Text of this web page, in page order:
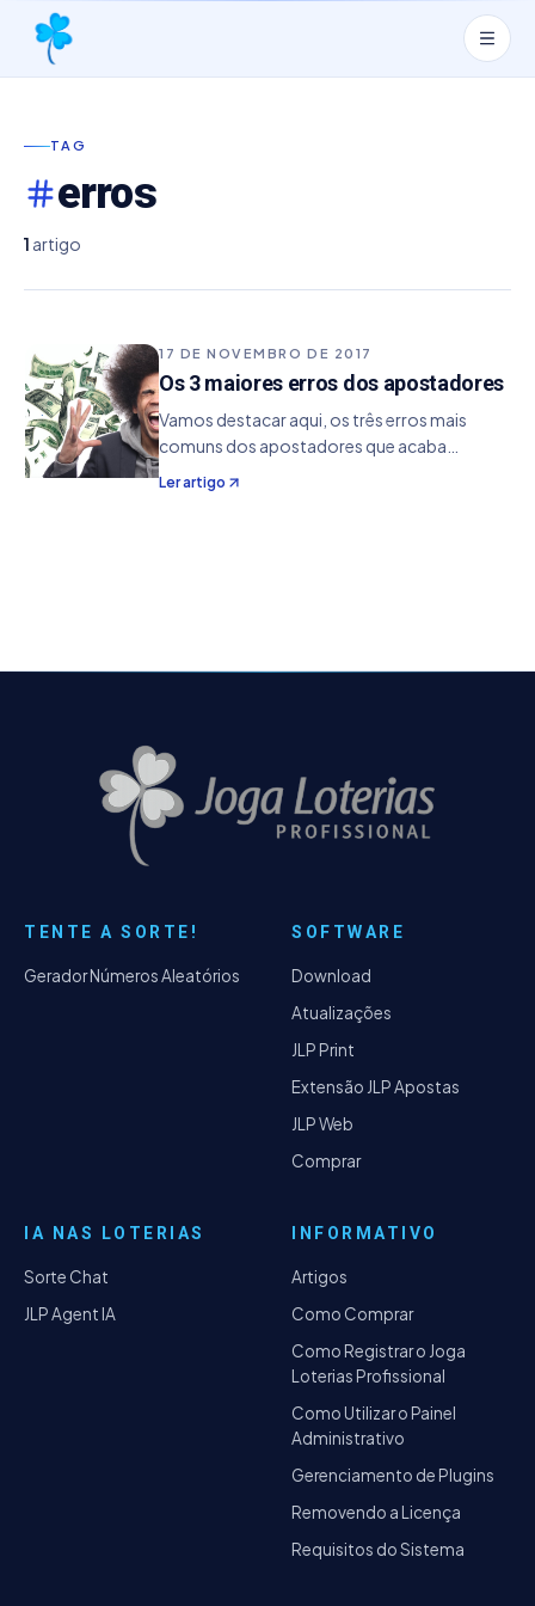
TAG
erros
1 artigo
17 DE NOVEMBRO DE 2017
Os 3 maiores erros dos apostadores
Vamos destacar aqui, os três erros mais
comuns dos apostadores que acaba
limitando suas apostas, jogando mais para
perder do que ganhar. 1. Números aleatórios
Ler artigo
TENTE A SORTE!
Gerador Números Aleatórios
SOFTWARE
Download
Atualizações
JLP Print
Extensão JLP Apostas
JLP Web
Comprar
IA NAS LOTERIAS
Sorte Chat
JLP Agent IA
INFORMATIVO
Artigos
Como Comprar
Como Registrar o Joga
Loterias Profissional
Como Utilizar o Painel
Administrativo
Gerenciamento de Plugins
Removendo a Licença
Requisitos do Sistema